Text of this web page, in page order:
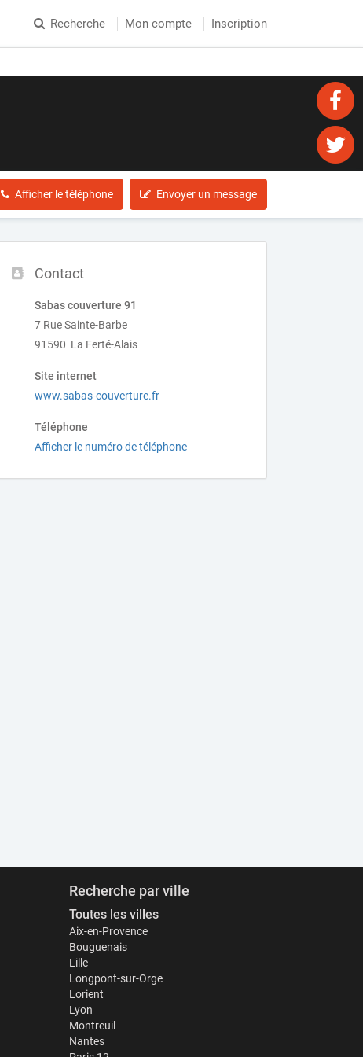
Recherche Mon compte Inscription
Afficher le téléphone Envoyer un message
Contact
Sabas couverture 91
7 Rue Sainte-Barbe
91590 La Ferté-Alais
Site internet
www.sabas-couverture.fr
Téléphone
Afficher le numéro de téléphone
Recherche par ville
Toutes les villes
Aix-en-Provence
Bouguenais
Lille
Longpont-sur-Orge
Lorient
Lyon
Montreuil
Nantes